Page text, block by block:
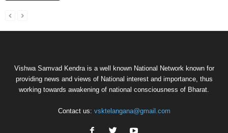
Vishwa Samvad Kendra is a well known National Network known for
providing news and views of National interest and importance, thus
working towards awakening of national consciousness of Bharat.
Contact us: vsktelangana@gmail.com